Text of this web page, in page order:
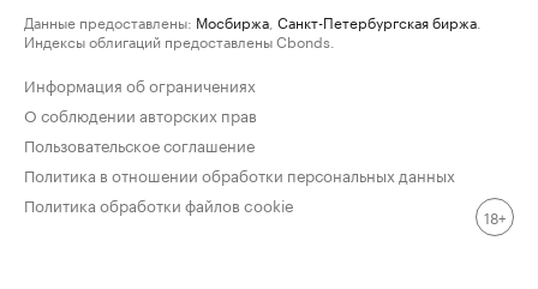
Данные предоставлены: Мосбиржа Санкт-Петербургская биржа
Индексы облигаций предоставлены Cbonds.
Информация об ограничениях
О соблюдении авторских прав
Пользовательское соглашение
Политика в отношении обработки персональных данных
Политика обработки файлов cookie
18+